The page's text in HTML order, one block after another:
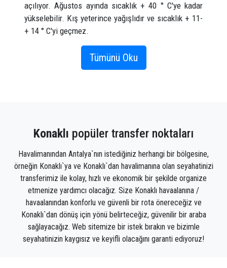
açılıyor. Ağustos ayında sıcaklık + 40 ° C'ye kadar
yükselebilir. Kış yeterince yağışlıdır ve sıcaklık + 11-
+ 14 ° C'yi geçmez.
Konaklı köyü küçük ve çok sakin bir tatil beldesidir ,
mini golf sahası, çok iyi diskolar, çocuk eğlence parkı
vardır. Ancak aynı zamanda, eğlence için ana yer, su
Alanya'nın banliyölerinde bulunmaktadır. Ve
görebilirsiniz. Bu sebeplerden dolayı çocuklu aileler
Konaklı'da nadiren konaklarlar ve Alanya'da
dinlenmeyi tercih ederler.
Konaklı'yı ziyaret etmeyi planlıyorsanız, bölgedeki ilgi
çekici yerlerin rehberlerini inceleyebilirsiniz.
Yapılacaklar listesine göz atabilir, en popüler turistik
yerleri öğrenebilir ve gezinizin ayrıntılarını planlamak
için yardım alabilirsiniz. PrivateTransferAntalya, tüm
Tümünü Oku
Konaklı popüler transfer noktaları
Havalimanından Antalya`nın istediğiniz herhangi bir bölgesine,
örneğin Konaklı`ya ve Konaklı`dan havalimanına olan seyahatinizi
transferimiz ile kolay, hızlı ve ekonomik bir şekilde organize
etmenize yardımcı olacağız. Size Konaklı havaalanına /
havaalanından konforlu ve güvenli bir rota önereceğiz ve
Konaklı`dan dönüş için yönü belirteceğiz, güvenilir bir araba
sağlayacağız. Web sitemize bir istek bırakın ve bizimle
seyahatinizin kaygısız ve keyifli olacağını garanti ediyoruz!